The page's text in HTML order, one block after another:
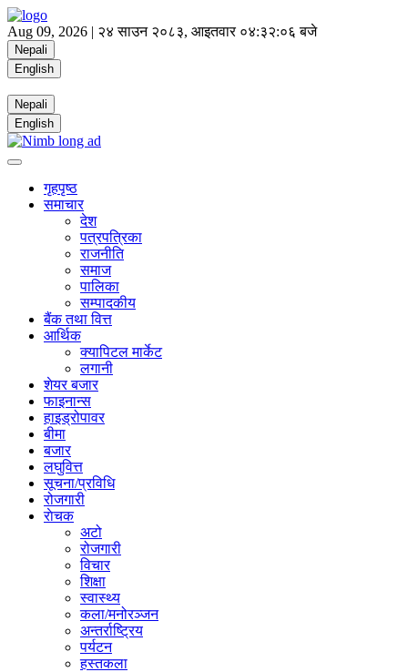
Aug 09, 2026 | २४ साउन २०८३, आइतवार ०४:३२:०७ बजे
Nepali
English
Nepali
English
गृहपृष्ठ
समाचार
देश
पत्रपत्रिका
राजनीति
समाज
पालिका
सम्पादकीय
बैंक तथा वित्त
आर्थिक
क्यापिटल मार्केट
लगानी
शेयर बजार
फाइनान्स
हाइड्रोपावर
बीमा
बजार
लघुवित्त
सूचना/प्रविधि
रोजगारी
राेचक
अटो
रोजगारी
विचार
शिक्षा
स्वास्थ्य
कला/मनोरञ्जन
अन्तर्राष्ट्रिय
पर्यटन
हस्तकला